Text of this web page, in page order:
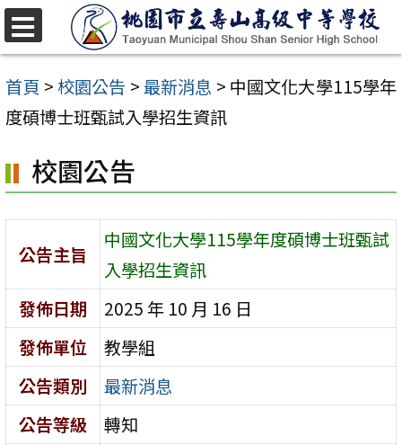
跳
至
主
要
容
區
首頁 >校園公告 >最新消息 > 中國文化大學115學年
度碩博士班甄試入學招生資訊
校園公告
公告主旨
中國文化大學115學年度碩博士班甄試
入學招生資訊
發佈日期
2025 年 10 月 16 日
發佈單位
教學組
公告類別
最新消息
公告等級
轉知
選
單